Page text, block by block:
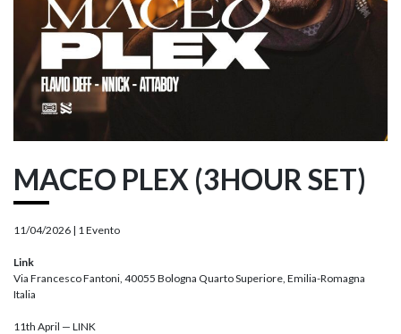
MACEO PLEX (3HOUR SET)
11/04/2026 | 1 Evento
Link
Via Francesco Fantoni, 40055 Bologna Quarto Superiore, Emilia-Romagna
Italia
11th April — LINK